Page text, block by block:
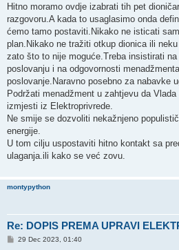
s
Hitno moramo ovdje izabrati tih pet
razgovoru.A kada to usaglasimo onda
ćemo tamo postaviti.Nikako ne isticati
plan.Nikako ne tražiti otkup dionica ili
zato što to nije moguće.Treba insistirati
poslovanju i na odgovornosti
poslovanje.Naravno posebno za nabavke
Podržati menadžment u zahtjevu da
izmjesti iz Elektroprivrede.
Ne smije se dozvoliti nekažnjeno
energije.
U tom cilju uspostaviti hitno kontakt sa
ulaganja.ili kako se već zovu.
montypython
Re: DOPIS PREMA UPRAVI
P29 Dec 2023, 01:40